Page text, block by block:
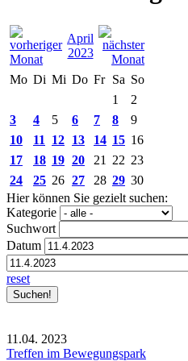
April
2023
Mo Di Mi Do Fr Sa So
1
2
3
4 5 6 7 8
9
10
11 12 13 14 15 16
17
18 19 20 21 22 23
24
25 26 27 28 29 30
Hier können Sie gezielt suchen:
Kategorie
Suchwort
Datum
reset
11.04. 2023
Treffen im Bewegungspark